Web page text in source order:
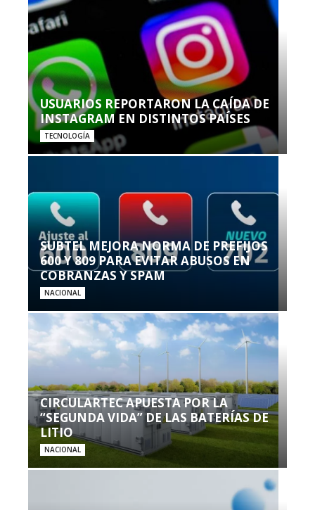
USUARIOS REPORTARON LA CAÍDA DE
INSTAGRAM EN DISTINTOS PAÍSES
TECNOLOGÍA
SUBTEL MEJORA NORMA DE PREFIJOS
600 Y 809 PARA EVITAR ABUSOS EN
COBRANZAS Y SPAM
NACIONAL
CIRCULARTEC APUESTA POR LA
“SEGUNDA VIDA” DE LAS BATERÍAS DE
LITIO
NACIONAL